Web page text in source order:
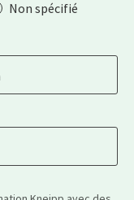
Non spécifié